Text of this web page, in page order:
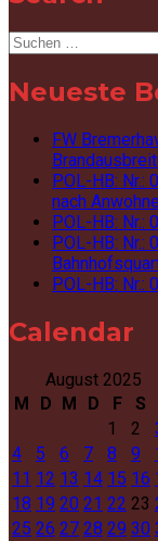
Suchen
Neueste
FW
POL-HB:
nach
POL-HB: Nr.:
POL-HB:
POL-HB:
Calendar
August 2025
M
D M D F S
1
2
4
5 6 7 8 9
11 12 13 14 15 16
18 19 20 21 22 23
25 26 27 28 29 30